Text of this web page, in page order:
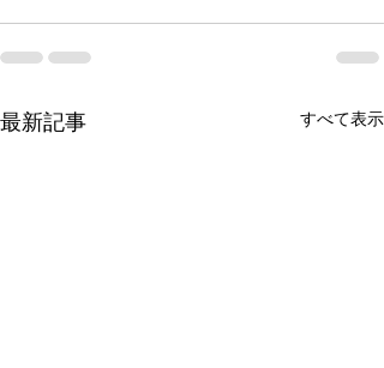
最新記事 すべて表示